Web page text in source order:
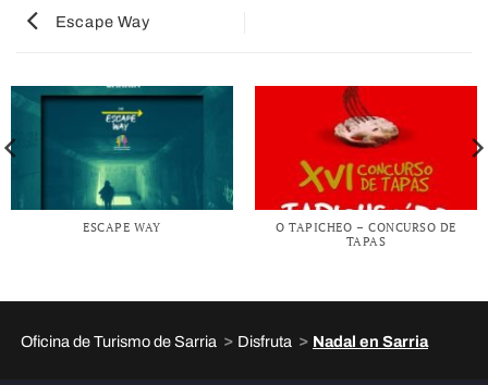
Escape Way
ESCAPE WAY
O TAPICHEO – CONCURSO DE
TAPAS
Oficina de Turismo de Sarria > Disfruta > Nadal en Sarria